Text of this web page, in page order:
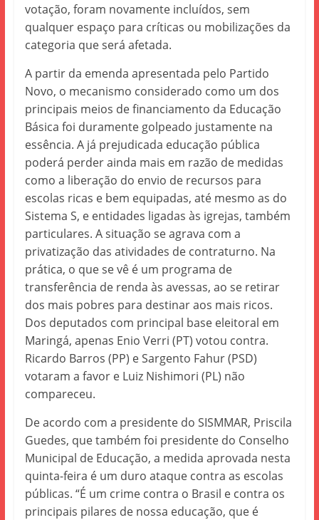
votação, foram novamente incluídos, sem
qualquer espaço para críticas ou mobilizações da
categoria que será afetada.
A partir da emenda apresentada pelo Partido
Novo, o mecanismo considerado como um dos
principais meios de financiamento da Educação
Básica foi duramente golpeado justamente na
essência. A já prejudicada educação pública
poderá perder ainda mais em razão de medidas
como a liberação do envio de recursos para
escolas ricas e bem equipadas, até mesmo as do
Sistema S, e entidades ligadas às igrejas, também
particulares. A situação se agrava com a
privatização das atividades de contraturno. Na
prática, o que se vê é um programa de
transferência de renda às avessas, ao se retirar
dos mais pobres para destinar aos mais ricos.
Dos deputados com principal base eleitoral em
Maringá, apenas Enio Verri (PT) votou contra.
Ricardo Barros (PP) e Sargento Fahur (PSD)
votaram a favor e Luiz Nishimori (PL) não
compareceu.
De acordo com a presidente do SISMMAR, Priscila
Guedes, que também foi presidente do Conselho
Municipal de Educação, a medida aprovada nesta
quinta-feira é um duro ataque contra as escolas
públicas. “É um crime contra o Brasil e contra os
principais pilares de nossa educação, que é